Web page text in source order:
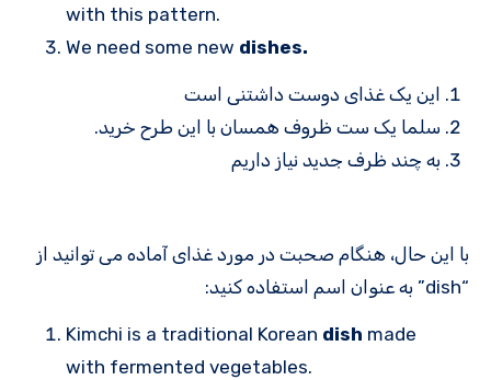
with this pattern.
We need some new dishes.
این یک غذای دوست داشتنی است
سلما یک ست ظروف همسان با این طرح خرید.
به چند ظرف جدید نیاز داریم
با این حال، هنگام صحبت در مورد غذای آماده می توانید از
“dish” به عنوان اسم استفاده کنید:
Kimchi is a traditional Korean dish made
with fermented vegetables.